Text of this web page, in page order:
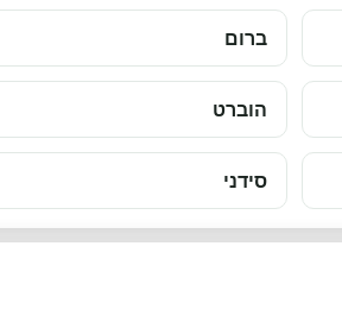
ברום
הוברט
סידני